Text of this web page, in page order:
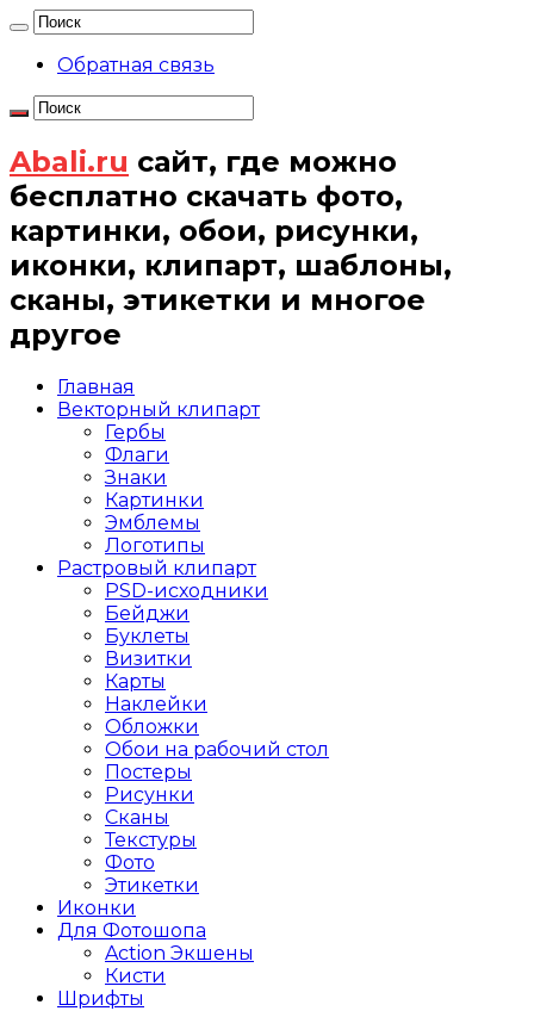
Обратная связь
Abali.ru сайт, где можно
бесплатно скачать фото,
картинки, обои, рисунки,
иконки, клипарт, шаблоны,
сканы, этикетки и многое
другое
Главная
Векторный клипарт
Гербы
Флаги
Знаки
Картинки
Эмблемы
Логотипы
Растровый клипарт
PSD-исходники
Бейджи
Буклеты
Визитки
Карты
Наклейки
Обложки
Обои на рабочий стол
Постеры
Рисунки
Сканы
Текстуры
Фото
Этикетки
Иконки
Для Фотошопа
Action Экшены
Кисти
Шрифты